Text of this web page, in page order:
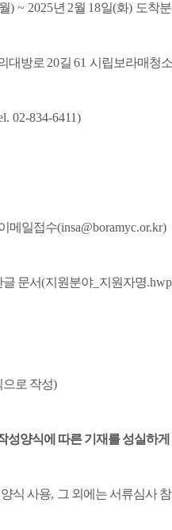
월) ~ 2025년 2월 18일(화) 도착
대방로 20길 61 시립보라매청
02-834-6411)
메일접수(insa@boramyc.or.kr)
문서(지원분야_ 지원자명
로 작성)
성양식에 따른 기재를 성실하
식 사용, 그 외에는 서류심사